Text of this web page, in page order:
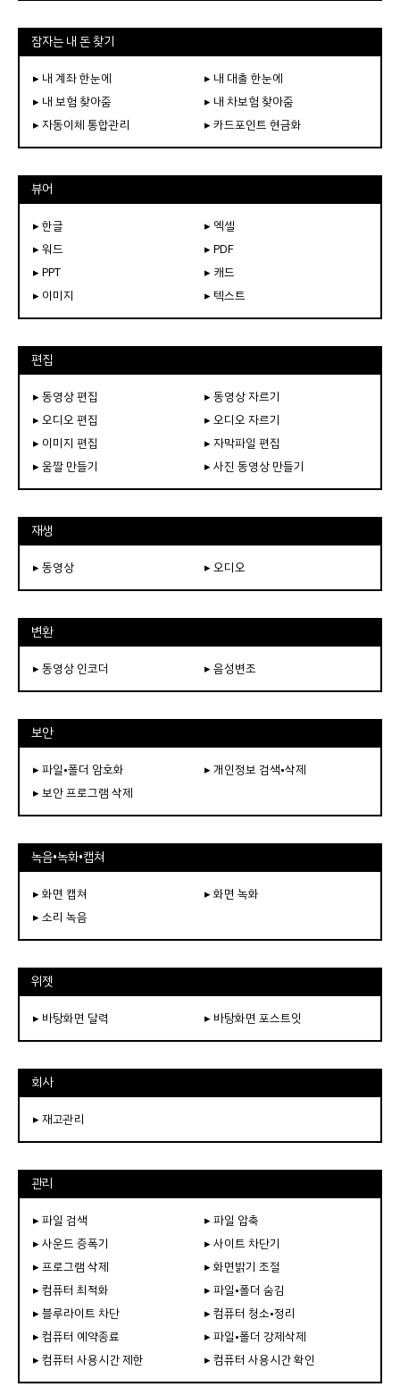
잠자는 내 돈 찾기
▸ 내 계좌 한눈에
▸ 내 대출 한눈에
▸ 내 보험 찾아줌
▸ 내 차보험 찾아줌
▸ 자동이체 통합관리
▸ 카드포인트 현금화
뷰어
▸ 한글
▸ 엑셀
▸ 워드
▸ PDF
▸ PPT
▸ 캐드
▸ 이미지
▸ 텍스트
편집
▸ 동영상 편집
▸ 동영상 자르기
▸ 오디오 편집
▸ 오디오 자르기
▸ 이미지 편집
▸ 자막파일 편집
▸ 움짤 만들기
▸ 사진 동영상 만들기
재생
▸ 동영상 ▸ 오디오
변환
▸ 동영상 인코더 ▸ 음성변조
보안
▸ 파일•폴더 암호화
▸ 개인정보 검색•삭제
▸ 보안 프로그램 삭제
녹음•녹화•캡쳐
▸ 화면 캡쳐
▸ 화면 녹화
▸ 소리 녹음
위젯
▸ 바탕화면 달력 ▸ 바탕화면 포스트잇
회사
▸ 재고관리
관리
▸ 파일 검색
▸ 파일 압축
▸ 사운드 증폭기
▸ 사이트 차단기
▸ 프로그램 삭제
▸ 화면밝기 조절
▸ 컴퓨터 최적화
▸ 파일•폴더 숨김
▸ 블루라이트 차단
▸ 컴퓨터 청소•정리
▸ 컴퓨터 예약종료
▸ 파일•폴더 강제삭제
▸ 컴퓨터 사용시간 제한
▸ 컴퓨터 사용시간 확인